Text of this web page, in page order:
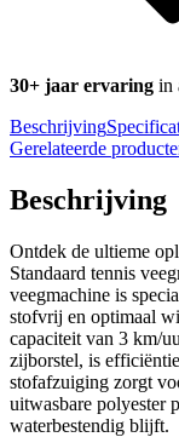
30+ jaar ervaring in
Beschrijving
Gerelateerde
Beschrijving
Ontdek de ultieme
Standaard tennis
veegmachine is
stofvrij en optimaal
capaciteit van 3 km/
zijborstel, is
stofafzuiging zorgt
uitwasbare polyester
waterbestendig blijft.